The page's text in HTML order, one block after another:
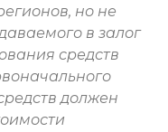
но не
в залог
средств
должен